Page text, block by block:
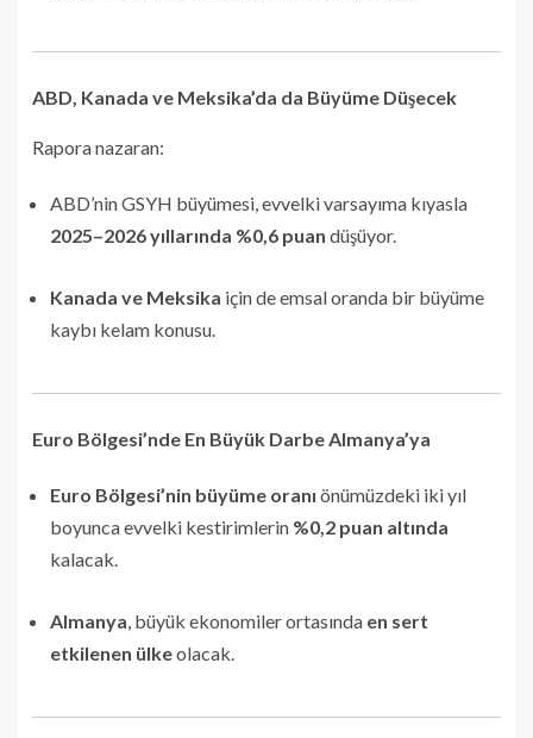
ABD, Kanada ve Meksika’da da Büyüme Düşecek
Rapora nazaran:
ABD’nin GSYH büyümesi, evvelki varsayıma kıyasla
2025–2026 yıllarında %0,6 puan düşüyor.
Kanada ve Meksika için de emsal oranda bir büyüme
kaybı kelam konusu.
Euro Bölgesi’nde En Büyük Darbe Almanya’ya
Euro Bölgesi’nin büyüme oranı önümüzdeki iki yıl
boyunca evvelki kestirimlerin %0,2 puan altında
kalacak.
Almanya, büyük ekonomiler ortasında en sert
etkilenen ülkeolacak.